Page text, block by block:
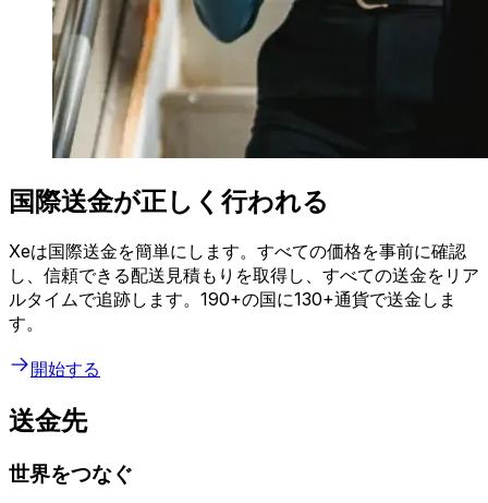
国際送金が正しく行われる
Xeは国際送金を簡単にします。すべての価格を事前に確認
し、信頼できる配送見積もりを取得し、すべての送金をリア
ルタイムで追跡します。190+の国に130+通貨で送金しま
す。
開始する
送金先
世界をつなぐ